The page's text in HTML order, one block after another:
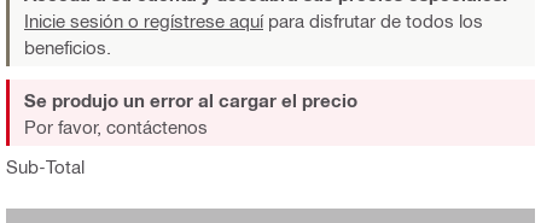
Inicie sesión o regístrese aquípara disfrutar de todos los
beneficios.
Sub-Total
Se produjo un error al cargar el precio
Por favor, contáctenos